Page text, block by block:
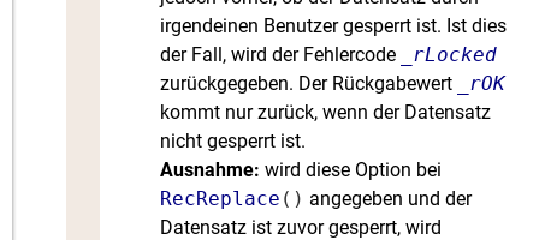
irgendeinen Benutzer gesperrt ist. Ist dies
der Fall, wird der Fehlercode
_rLocked
zurückgegeben. Der Rückgabewert
_rOK
kommt nur zurück, wenn der Datensatz
nicht gesperrt ist.
Ausnahme: wird diese Option bei
RecReplace () angegeben und der
Datensatz ist zuvor gesperrt, wird